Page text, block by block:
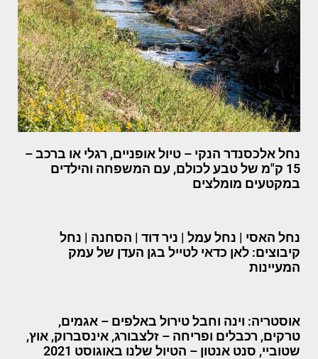
נחל אלכסנדר הנקי – טיול אופניים, רגלי או ברכב –
15 ק"מ של טבע לכולם, עם המשפחה והילדים
במקטעים מומלצים
נחל האסי | נחל עמל | ניר דוד | הסחנה | נחל
קיבוצים: לאן כדאי לטייל בגן העדן של עמק
המעיינות
אוסטריה: וינה וחבל טירול באלפים – אגמים,
טרקים, רכבלים ופריחה – זלצבורג, אינסברוק, אוץ,
שטוביי, סנט אנטון – הטיול שלנו באוגוסט 2021